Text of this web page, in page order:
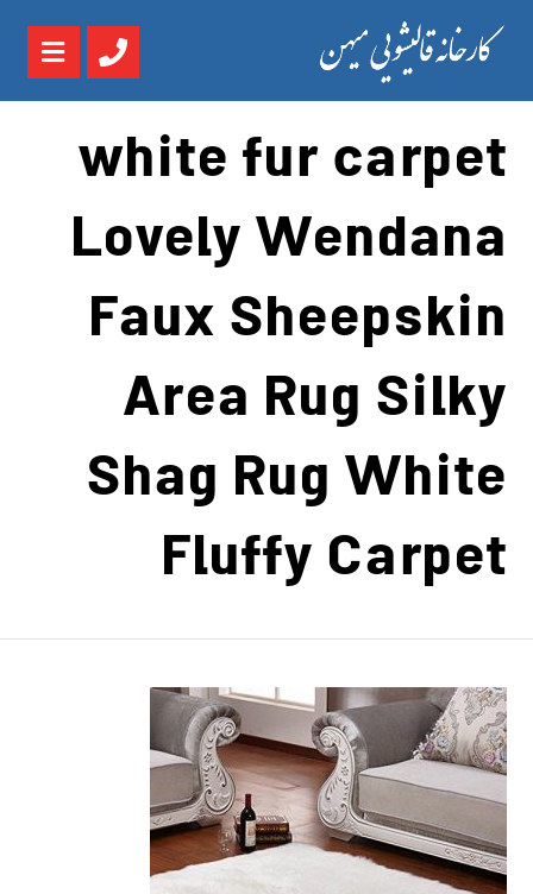
white fur carpet
Lovely Wendana
Faux Sheepskin
Area Rug Silky
Shag Rug White
Fluffy Carpet